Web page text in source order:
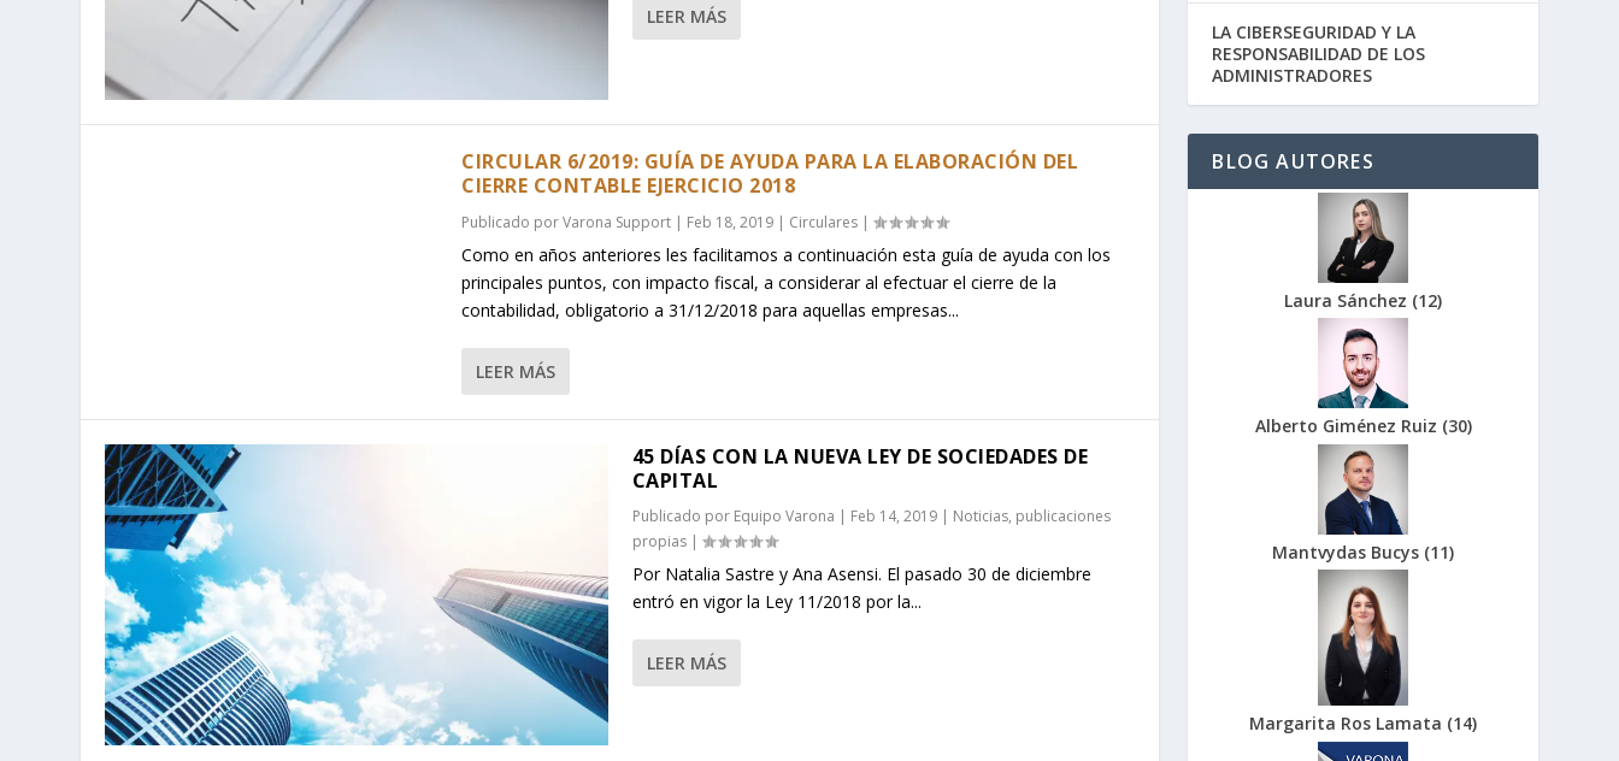
LEER MÁS
CIRCULAR 6/2019: GUÍA DE AYUDA PARA LA ELABORACIÓN DEL
CIERRE CONTABLE EJERCICIO 2018
Publicado porVarona Support | Feb 18, 2019 | Circulares |
Como en años anteriores les facilitamos a continuación esta guía de ayuda con los
principales puntos, con impacto fiscal, a considerar al efectuar el cierre de la
contabilidad, obligatorio a 31/12/2018 para aquellas empresas...
LEER MÁS
45 DÍAS CON LA NUEVA LEY DE SOCIEDADES DE
CAPITAL
Publicado por Equipo Varona | Feb 14, 2019| Noticias, publicaciones
propias|
Por Natalia Sastre y Ana Asensi. El pasado 30 de diciembre
entró en vigor la Ley 11/2018 por la...
LEER MÁS
LA CIBERSEGURIDAD Y LA
RESPONSABILIDAD DE LOS
ADMINISTRADORES
BLOG AUTORES
Laura Sánchez (12)
Alberto Giménez Ruiz (30)
Mantvydas Bucys (11)
Margarita Ros Lamata (14)